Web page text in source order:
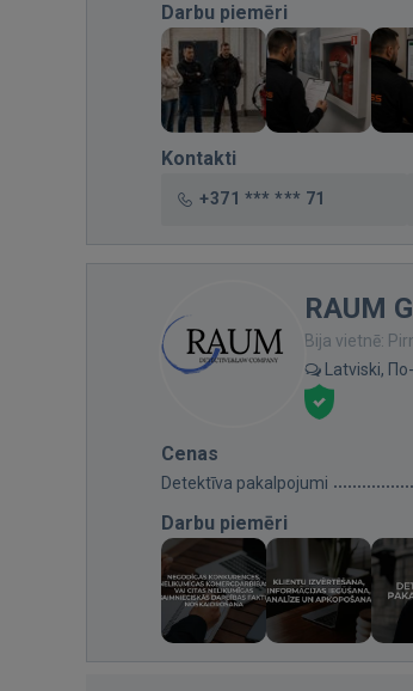
Darbu piemēri
Kontakti
+371 *** *** 71
RAUM
Bija vietnē:
Latviski,
Cenas
Detektīva pakalpojumi
Darbu piemēri